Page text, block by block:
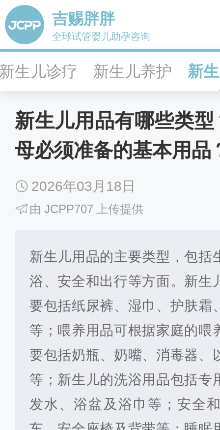
吉赐胖胖
全球试管婴儿助孕咨询
生儿诊疗 新生儿养护 新
新生儿用品有哪些类
母必须准备的基本用品
2026年03月18日
由 JCPP707 上传提供
新生儿用品的主要类型，包括
浴、安全和出行等方面。新生
要包括纸尿裤、湿巾、护肤霜
等；喂养用品可根据家庭的喂
要包括奶瓶、奶嘴、消毒器、
等；新生儿的洗浴用品包括专
发水、浴盆及浴巾等；安全